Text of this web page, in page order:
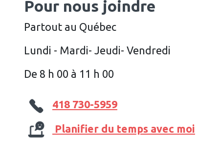
Pour nous joindre
Partout au Québec
Lundi - Mardi- Jeudi- Vendredi
De 8 h 00 à 11 h 00
418 730-5959
Planifier du temps avec moi